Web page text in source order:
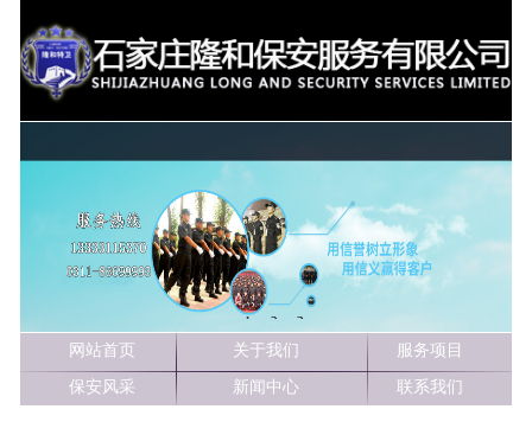
1 2
3
网站首页
关于我们 服务项目
保安风采 新闻中心 联系我们